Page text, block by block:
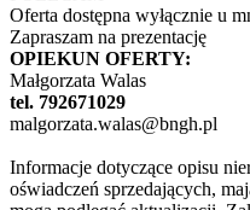
Oferta dostępna wyłącznie u
Zapraszam na prezentację
OPIEKUN OFERTY:
Małgorzata Walas
tel. 792671029
malgorzata.walas@bngh.pl
Informacje dotyczące opisu
oświadczeń sprzedających,